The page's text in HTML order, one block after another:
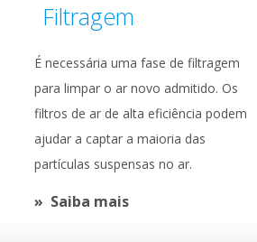
Filtragem
É necessária uma fase de filtragem
para limpar o ar novo admitido. Os
filtros de ar de alta eficiência podem
ajudar a captar a maioria das
partículas suspensas no ar.
Saiba mais